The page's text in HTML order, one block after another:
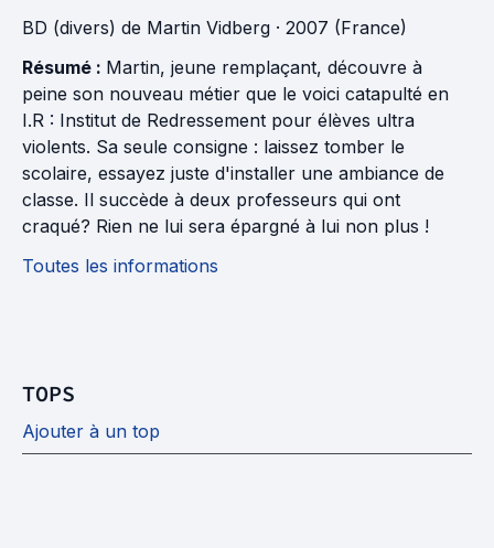
BD (divers) de Martin Vidberg · 2007 (France)
Résumé : Martin, jeune remplaçant, découvre à
peine son nouveau métier que le voici catapulté en
I.R : Institut de Redressement pour élèves ultra
violents. Sa seule consigne : laissez tomber le
scolaire, essayez juste d'installer une ambiance de
classe. Il succède à deux professeurs qui ont
craqué? Rien ne lui sera épargné à lui non plus !
Toutes les informations
TOPS
Ajouter à un top